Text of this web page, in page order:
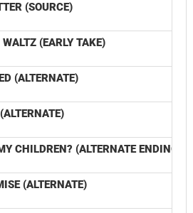
(SOURCE)
(EARLY TAKE)
(ALTERNATE)
CHILDREN? (ALTERNATE ENDING)
(ALTERNATE)